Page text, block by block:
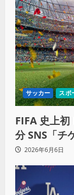
サッカー スポ
FIFA 史上
分 SNS「チ
2026年6月6日